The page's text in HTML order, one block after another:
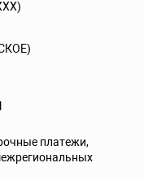
платежи,